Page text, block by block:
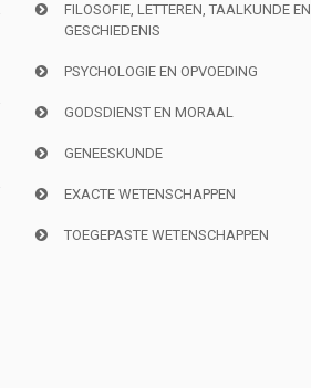
FILOSOFIE, LETTEREN, TAALKUNDE EN
GESCHIEDENIS
PSYCHOLOGIE EN OPVOEDING
GODSDIENST EN MORAAL
GENEESKUNDE
EXACTE WETENSCHAPPEN
TOEGEPASTE WETENSCHAPPEN